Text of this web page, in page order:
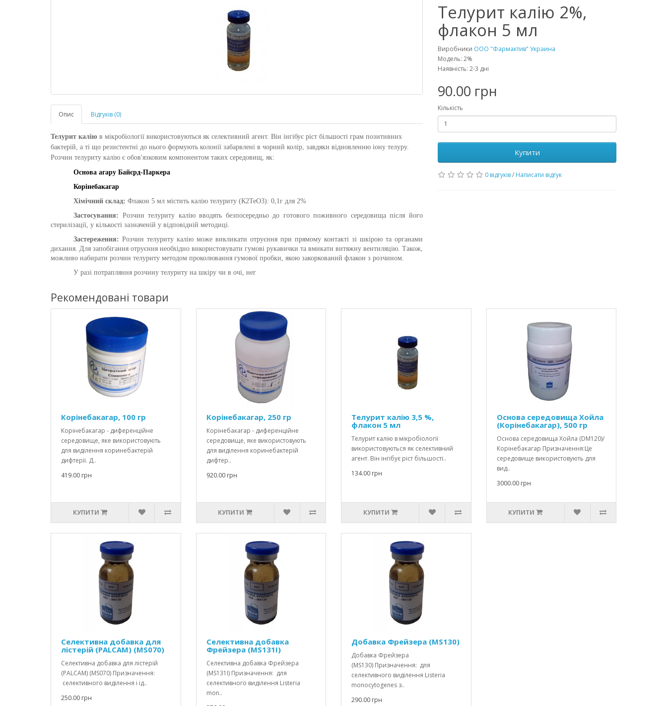
Опис Відгуків (0)
Телурит калію в мікробіології використовуються як селективний агент. Він інгібує ріст більшості грам позитивних
бактерій, а ті що резистентні до нього формують колонії забарвлені в чорний колір, завдяки відновленню іону телуру.
Розчин телуриту калію є обов'язковим компонентом таких середовищ, як:
Основа агару Байєрд-Паркера
Корінебакагар
Хімічний склад: Флакон 5 мл містить калію телуриту (К2ТеО3): 0,1г для 2%
Застосування: Розчин телуриту калію вводять безпосередньо до готового поживного середовища після його
стерилізації, у кількості зазначеній у відповідній методиці.
Застереження: Розчин телуриту калію може викликати отруєння при прямому контакті зі шкірою та органами
дихання. Для запобігання отруєння необхідно використовувати гумові рукавички та вмикати витяжну вентиляцію. Також,
можливо набирати розчин телуриту методом проколювання гумової пробки, якою закоркований флакон з розчином.
У разі потрапляння розчину телуриту на шкіру чи в очі, нег
Телурит калію 2%,
флакон 5 мл
Виробники ООО "Фармактив" Украина
Модель: 2%
Наявність: 2-3 дні
90.00 грн
Кількість
Купити
0 відгуків/ Написати відгук
Рекомендовані товари
Корінебакагар, 100 гр
Корінебакагар - диференційне
середовище, яке використовують
для виділення коринебактерій
дифтерії. Д..
419.00 грн
КУПИТИ
Корінебакагар, 250 гр
Корінебакагар - диференційне
середовище, яке використовують
для виділення коринебактерій
дифтер..
920.00 грн
КУПИТИ
Телурит калію 3,5 %,
флакон 5 мл
Телурит калію в мікробіології
використовуються як селективний
агент. Він інгібує ріст більшості..
134.00 грн
КУПИТИ
Основа середовища Хойла
(Корінебакагар), 500 гр
Основа середовища Хойла (DM120)/
Корінебакагар Призначення:Це
середовище використовують для
вид..
3000.00 грн
КУПИТИ
Селективна добавка для
лістерій (PALCAM) (MS070)
Селективна добавка для лістерій
(PALCAM) (MS070) Призначення:
селективного виділення і ід..
250.00 грн
Селективна добавка
Фрейзера (MS131І)
Селективна добавка Фрейзера
(MS131І) Призначення: для
селективного виділення Listeria
mon..
Добавка Фрейзера (MS130)
Добавка Фрейзера
(MS130) Призначення: для
селективного виділення Listeria
monocytogenes з..
290.00 грн